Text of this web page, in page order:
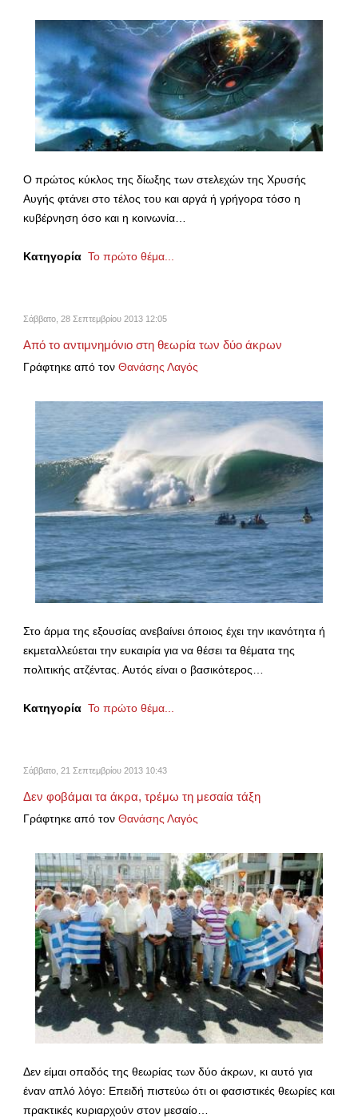
Ο πρώτος κύκλος της δίωξης των στελεχών της Χρυσής
Αυγής φτάνει στο τέλος του και αργά ή γρήγορα τόσο η
κυβέρνηση όσο και η κοινωνία…
Κατηγορία Το πρώτο θέμα...
Σάββατο, 28 Σεπτεμβρίου 2013 12:05
Από το αντιμνημόνιο στη θεωρία των δύο άκρων
Γράφτηκε από τον Θανάσης Λαγός
Στο άρμα της εξουσίας ανεβαίνει όποιος έχει την ικανότητα ή
εκμεταλλεύεται την ευκαιρία για να θέσει τα θέματα της
πολιτικής ατζέντας. Αυτός είναι ο βασικότερος…
Κατηγορία Το πρώτο θέμα...
Σάββατο, 21 Σεπτεμβρίου 2013 10:43
Δεν φοβάμαι τα άκρα, τρέμω τη μεσαία τάξη
Γράφτηκε από τον Θανάσης Λαγός
Δεν είμαι οπαδός της θεωρίας των δύο άκρων, κι αυτό για
έναν απλό λόγο: Επειδή πιστεύω ότι οι φασιστικές θεωρίες και
πρακτικές κυριαρχούν στον μεσαίο…